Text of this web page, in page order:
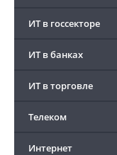
ИТ в госсекторе
ИТ в банках
ИТ в торговле
Телеком
Интернет